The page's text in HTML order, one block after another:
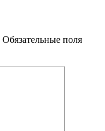
Обязательные поля